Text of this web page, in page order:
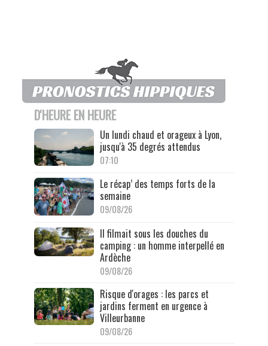
D'HEURE EN HEURE
Un lundi chaud et orageux à Lyon,
jusqu'à 35 degrés attendus
07:10
Le récap’ des temps forts de la
semaine
09/08/26
Il filmait sous les douches du
camping : un homme interpellé en
Ardèche
09/08/26
Risque d'orages : les parcs et
jardins ferment en urgence à
Villeurbanne
09/08/26